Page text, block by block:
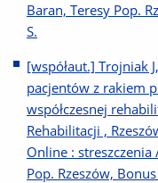
Baran, Teresy Pop.
S.
[współaut.] Trojniak
pacjentów z rakiem
współczesnej
Rehabilitacji ,
Online : streszczenia
Pop. Rzeszów,